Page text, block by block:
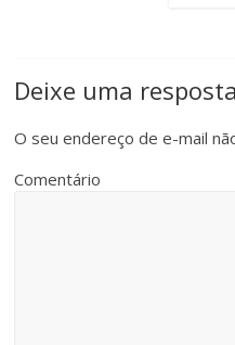
Deixe uma resposta
O seu endereço de e-mail
Comentário